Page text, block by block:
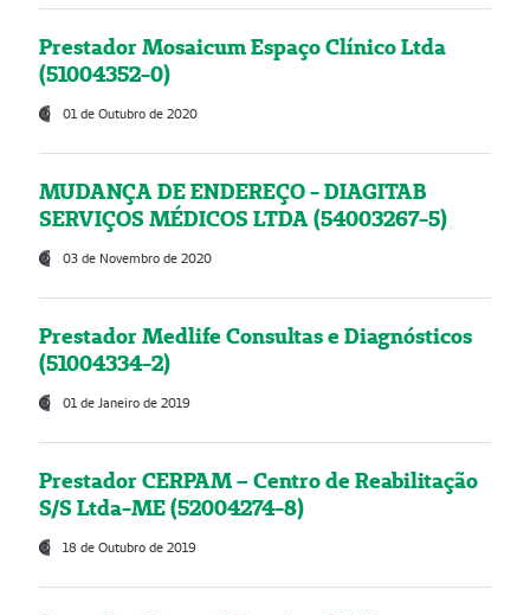
Prestador Mosaicum Espaço Clínico Ltda
(51004352-0)
01 de Outubro de 2020
MUDANÇA DE ENDEREÇO - DIAGITAB
SERVIÇOS MÉDICOS LTDA (54003267-5)
03 de Novembro de 2020
Prestador Medlife Consultas e Diagnósticos
(51004334-2)
01 de Janeiro de 2019
Prestador CERPAM – Centro de Reabilitação
S/S Ltda-ME (52004274-8)
18 de Outubro de 2019